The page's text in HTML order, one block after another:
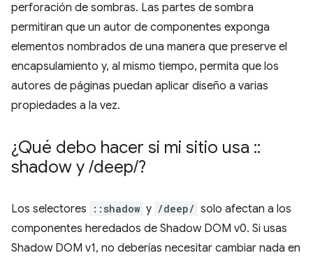
perforación de sombras. Las partes de sombra
permitiran que un autor de componentes exponga
elementos nombrados de una manera que preserve el
encapsulamiento y, al mismo tiempo, permita que los
autores de páginas puedan aplicar diseño a varias
propiedades a la vez.
¿Qué debo hacer si mi sitio usa ::
shadow y /deep/?
Los selectores ::shadow y /deep/ solo afectan a los
componentes heredados de Shadow DOM v0. Si usas
Shadow DOM v1, no deberías necesitar cambiar nada en